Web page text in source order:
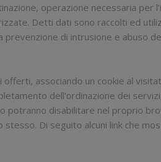
operazione necessaria per
Detti dati sono raccolti ed
di intrusione e abuso
associando un cookie al
dell'ordinazione dei
disabilitare nel proprio
Di seguito alcuni link che